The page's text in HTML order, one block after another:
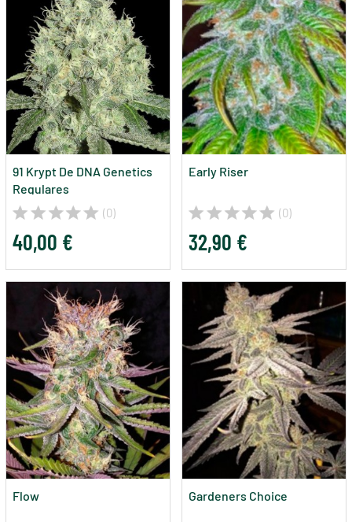
91 Krypt De DNA Genetics
Regulares
(0)
40,00 €
Early Riser
(0)
32,90 €
Flow Gardeners Choice